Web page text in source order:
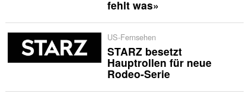
fehlt was»
US-Fernsehen
STARZ besetzt
Hauptrollen für neue
Rodeo-Serie